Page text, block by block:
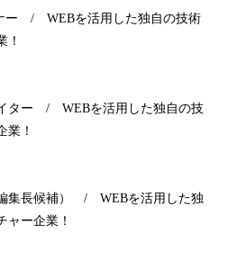
ー / WEBを活用した独自の技術
！
ター / WEBを活用した独自の技
業！
集長候補） / WEBを活用した独
ャー企業！